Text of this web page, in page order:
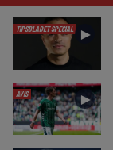
TIPSBLADET SPECIAL ►
AVIS ►